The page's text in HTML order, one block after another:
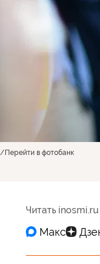
Перейти в фотобанк
Читать inosmi.ru